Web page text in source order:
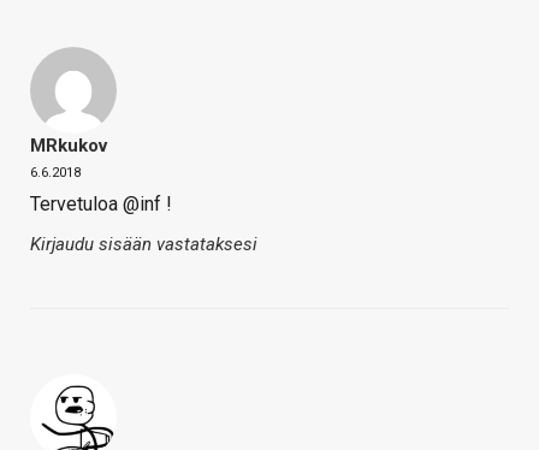
MRkukov
6.6.2018
Tervetuloa @inf !
Kirjaudu sisään vastataksesi